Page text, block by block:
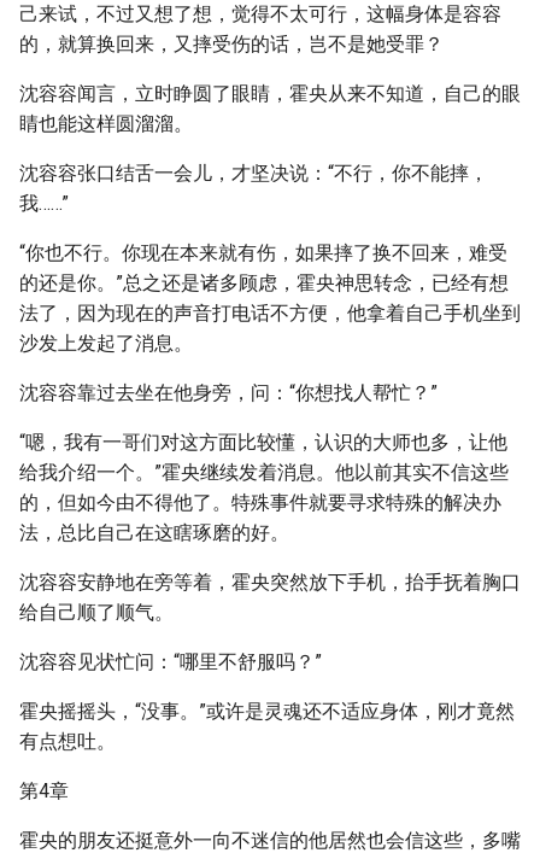
己来试，不过又想了想，觉得不太可行，这幅身体是容容
的，就算换回来，又摔受伤的话，岂不是她受罪？
沈容容闻言，立时睁圆了眼睛，霍央从来不知道，自己的眼
睛也能这样圆溜溜。
沈容容张口结舌一会儿，才坚决说：“不行，你不能摔，
我……”
“你也不行。你现在本来就有伤，如果摔了换不回来，难受
的还是你。”总之还是诸多顾虑，霍央神思转念，已经有想
法了，因为现在的声音打电话不方便，他拿着自己手机坐到
沙发上发起了消息。
沈容容靠过去坐在他身旁，问：“你想找人帮忙？”
“嗯，我有一哥们对这方面比较懂，认识的大师也多，让他
给我介绍一个。”霍央继续发着消息。他以前其实不信这些
的，但如今由不得他了。特殊事件就要寻求特殊的解决办
法，总比自己在这瞎琢磨的好。
沈容容安静地在旁等着，霍央突然放下手机，抬手抚着胸口
给自己顺了顺气。
沈容容见状忙问：“哪里不舒服吗？”
霍央摇摇头，“没事。”或许是灵魂还不适应身体，刚才竟然
有点想吐。
第4章
霍央的朋友还挺意外一向不迷信的他居然也会信这些，多嘴